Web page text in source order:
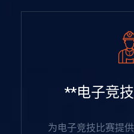
**电子竞
为电子竞技比赛提